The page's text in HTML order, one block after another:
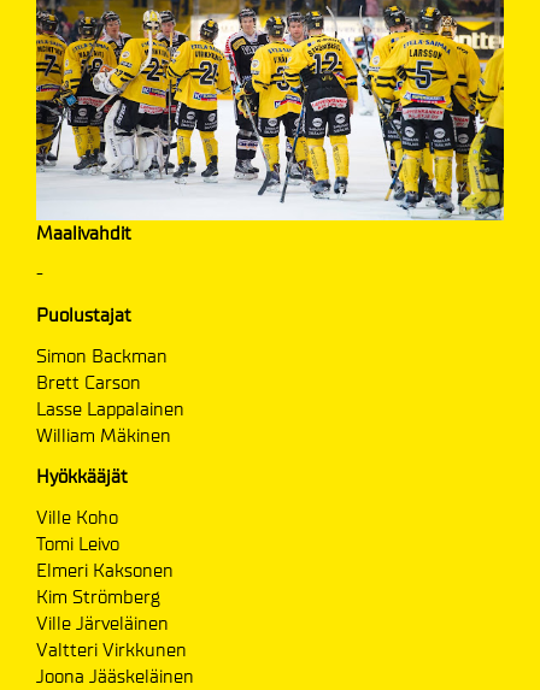
Maalivahdit
-
Puolustajat
Simon Backman
Brett Carson
Lasse Lappalainen
William Mäkinen
Hyökkääjät
Ville Koho
Tomi Leivo
Elmeri Kaksonen
Kim Strömberg
Ville Järveläinen
Valtteri Virkkunen
Joona Jääskeläinen